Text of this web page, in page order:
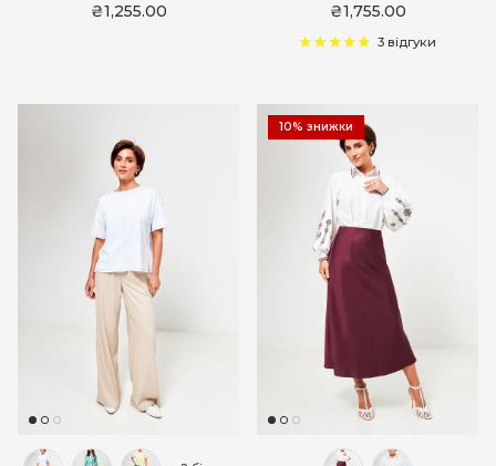
₴1,255.00
₴1,755.00
3 відгуки
10% знижки